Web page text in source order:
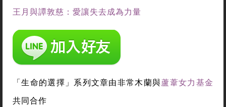
王月與譚敦慈：愛讓失去成為力量
「生命的選擇」系列文章由非常木蘭與蘆葦女力基金
共同合作